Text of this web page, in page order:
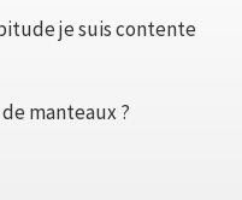
je suis contente
manteaux ?